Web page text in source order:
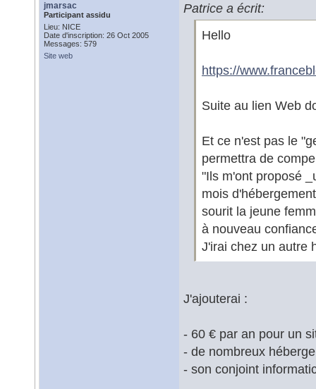
jmarsac
Participant assidu
Lieu: NICE
Date d'inscription: 26 Oct 2005
Messages: 579
Site web
Patrice a écrit:
Hello
https://
Suite au lien Web
Et ce n'est pas le
permettra de
"Ils m'ont proposé
mois
sourit la jeune
à nouveau
J'irai chez un autre
J'ajouterai :
- 60 € par an pour un
- de nombreux
- son conjoint